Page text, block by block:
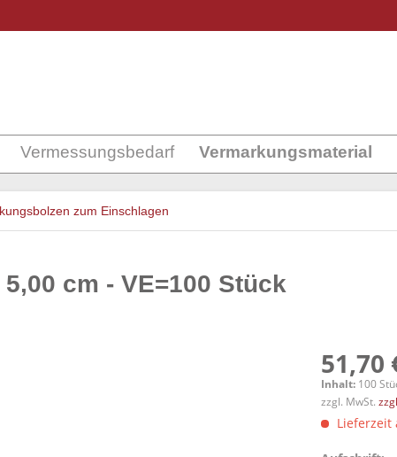
Vermessungsbedarf Vermarkungsmaterial
zum Einschlagen
cm - VE=100 Stück
51,70
Inhalt: 100
zzgl. MwSt.
Lieferzeit